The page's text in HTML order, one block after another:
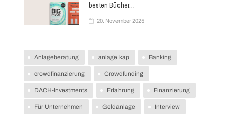
besten Bücher…
20. November 2025
Anlageberatung anlage kap Banking
crowdfinanzierung Crowdfunding
DACH-Investments Erfahrung Finanzierung
Für Unternehmen Geldanlage Interview